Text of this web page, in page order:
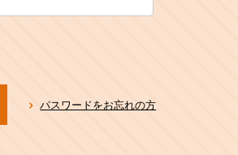
パスワードをお忘れの方